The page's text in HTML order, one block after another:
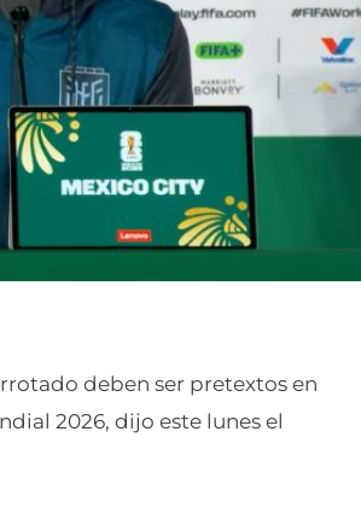
deben ser pretextos en
2026, dijo este lunes el